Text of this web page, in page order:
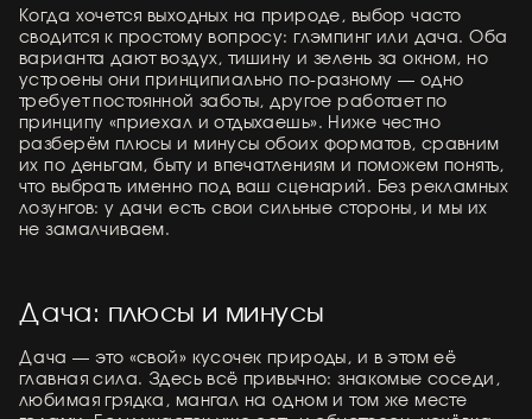
Когда хочется выходных на природе, выбор часто
сводится к простому вопросу: глэмпинг или дача. Оба
варианта дают воздух, тишину и зелень за окном, но
устроены они принципиально по-разному — одно
требует постоянной заботы, другое работает по
принципу «приехал и отдыхаешь». Ниже честно
разберём плюсы и минусы обоих форматов, сравним
их по деньгам, быту и впечатлениям и поможем понять,
что выбрать именно под ваш сценарий. Без рекламных
лозунгов: у дачи есть свои сильные стороны, и мы их
не замалчиваем.
Дача: плюсы и минусы
Дача — это «свой» кусочек природы, и в этом её
главная сила. Здесь всё привычно: знакомые соседи,
любимая грядка, мангал на одном и том же месте